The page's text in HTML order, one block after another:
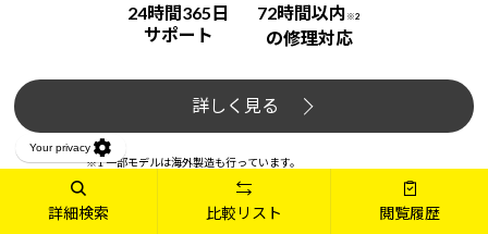
詳細検索 比較リスト 閲覧履歴
24時間365日
サポート
72時間以内 ※2
の修理対応
詳しく見る
※1 一部モデルは海外製造も行っています。
※2 平均時間。状況によっては72時間を超えることもあります。